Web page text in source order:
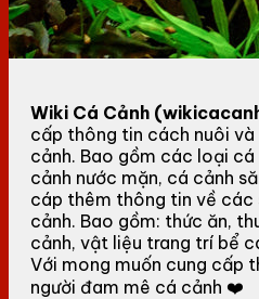
Wiki Cá Cảnh
cấp thông tin cách nuôi
cảnh. Bao gồm các loại
cảnh nước mặn, cá cảnh
cáp thêm thông tin về các
cảnh. Bao gồm: thức ăn,
cảnh, vật liệu trang trí bể
Với mong muốn cung cấp
người đam mê cá cảnh ❤️